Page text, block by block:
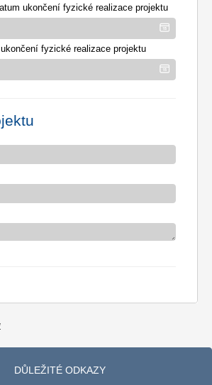
ukončení fyzické realizace projektu
fyzické realizace projektu
DŮLEŽITÉ ODKAZY